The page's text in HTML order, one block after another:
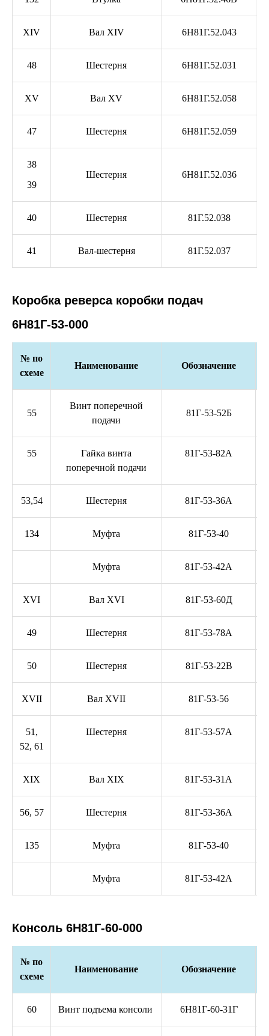
XIV Вал XIV 6Н81Г.52.043
48 Шестерня 6Н81Г.52.031
XV Вал XV 6Н81Г.52.058
47 Шестерня 6Н81Г.52.059
38
39
Шестерня 6Н81Г.52.036
40 Шестерня 81Г.52.038
41 Вал-шестерня 81Г.52.037
Коробка реверса коробки подач
6Н81Г-53-000
№ по
схеме
Наименование Обозначение
55
Винт поперечной
подачи
81Г-53-52Б
55
Гайка винта
поперечной подачи
81Г-53-82А
53,54 Шестерня 81Г-53-36А
134 Муфта 81Г-53-40
Муфта 81Г-53-42А
XVI Вал XVI 81Г-53-60Д
49 Шестерня 81Г-53-78А
50 Шестерня 81Г-53-22В
XVII Вал XVII 81Г-53-56
51,
52, 61
Шестерня 81Г-53-57А
XIX Вал XIX 81Г-53-31A
56, 57 Шестерня 81Г-53-36А
135 Муфта 81Г-53-40
Муфта 81Г-53-42А
Консоль 6Н81Г-60-000
№ по
схеме
Наименование Обозначение
60 Винт подъема консоли 6Н81Г-60-31Г